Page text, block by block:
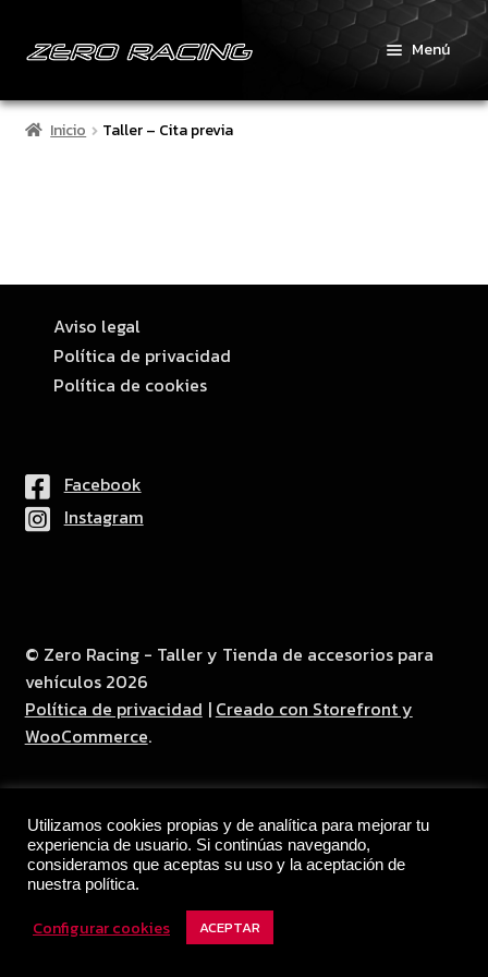
Menú
Inicio
Productos
Repros
Contacto
Inicio Taller – Cita previa
Aviso legal
Política de privacidad
Política de cookies
Facebook
Instagram
© Zero Racing - Taller y Tienda de accesorios para
vehículos 2026
Política de privacidad Creado con Storefront y
WooCommerce.
Utilizamos cookies propias y de analítica para mejorar tu
experiencia de usuario. Si continúas navegando,
consideramos que aceptas su uso y la aceptación de
nuestra política.
Configurar cookies ACEPTAR